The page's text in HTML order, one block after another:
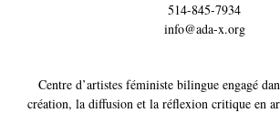
514-845-7934
info@ada-x.org
Centre d’artistes féministe bilingue engagé
création, la diffusion et la réflexion critique en